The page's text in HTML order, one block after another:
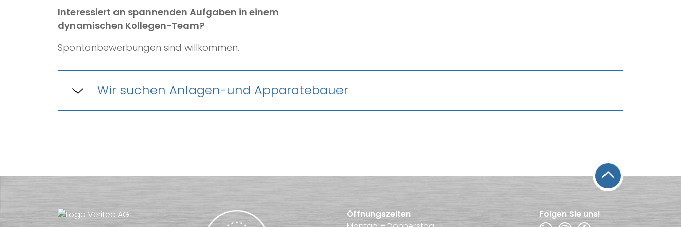
Interessiert an spannenden Aufgaben in einem
dynamischen Kollegen-Team?
Spontanbewerbungen sind willkommen.
Wir suchen Anlagen-und Apparatebauer
Öffnungszeiten
Folgen Sie uns!